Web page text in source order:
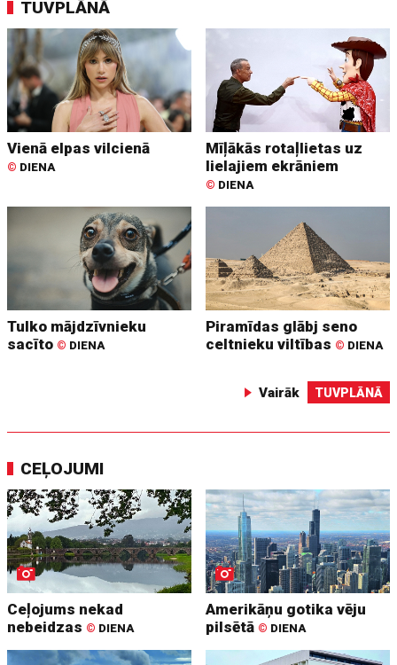
TUVPLĀNĀ
Vienā elpas vilcienā
© DIENA
Mīļākās rotaļlietas uz
lielajiem ekrāniem
© DIENA
Tulko mājdzīvnieku
sacīto © DIENA
Piramīdas glābj seno
celtnieku viltības © DIENA
Vairāk TUVPLĀNĀ
CEĻOJUMI
Ceļojums nekad
nebeidzas © DIENA
Amerikāņu gotika vēju
pilsētā © DIENA